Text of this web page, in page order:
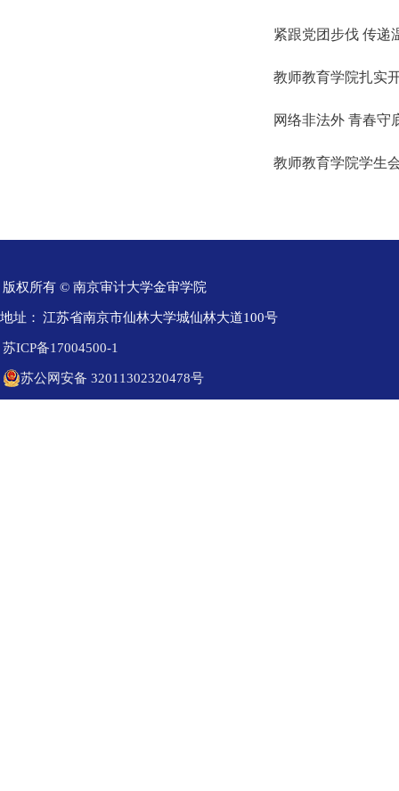
紧跟党团步伐 传
教师教育学院扎实
网络非法外 青春
教师教育学院学生
版权所有 © 南京审计大学金审学院
地址： 江苏省南京市仙林大学城仙林大道100号
苏ICP备17004500-1
苏公网安备 32011302320478号